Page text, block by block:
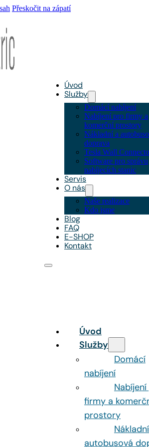
Přeskočit na zápatí
Úvod
Služby
Domácí nabíjení
Nabíjení pro firmy a
komerční prostory
Nákladní a
doprava
Tesla Wall
Software pro správu
nabíjecích stanic
Servis
O nás
Naše realizace
Kdo jsme
Blog
FAQ
E-SHOP
Kontakt
Úvod
Služby
Domácí
nabíjení
firmy a
prostory
autobusová